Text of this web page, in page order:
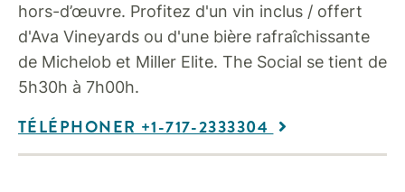
hors-d’œuvre. Profitez d'un vin inclus / offert
d'Ava Vineyards ou d'une bière rafraîchissante
de Michelob et Miller Elite. The Social se tient de
5h30h à 7h00h.
TÉLÉPHONER +1-717-2333304